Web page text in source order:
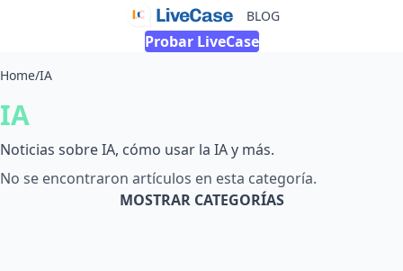
BLOG
Probar LiveCase
Home/IA
IA
Noticias sobre IA, cómo usar la IA y más.
No se encontraron artículos en esta categoría.
MOSTRAR CATEGORÍAS